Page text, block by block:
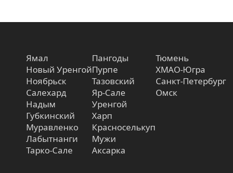
Ямал
Новый Уренгой
Ноябрьск
Салехард
Надым
Губкинский
Муравленко
Лабытнанги
Тарко-Сале
Пангоды
Пурпе
Тазовский
Яр-Сале
Уренгой
Харп
Красноселькуп
Мужи
Аксарка
Тюмень
ХМАО-Югра
Санкт-Петербург
Омск